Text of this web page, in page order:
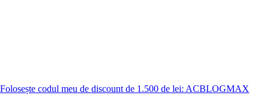
Folosește codul meu de discount de 1.500 de lei: ACBLOGMAX